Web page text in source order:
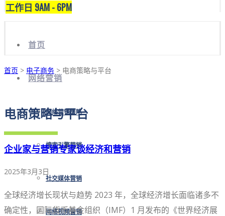
工作日 9AM - 6PM
首页
网络营销
网络营销策略
搜索引擎营销
社交媒体营销
网络视频营销
首页 > 电子商务 > 电商策略与平台
电商策略与平台
企业家与营销专家谈经济和营销
2025年3月3日
全球经济增长现状与趋势 2023 年，全球经济增长面临诸多不
确定性，国际货币基金组织（IMF）1 月发布的《世界经济展